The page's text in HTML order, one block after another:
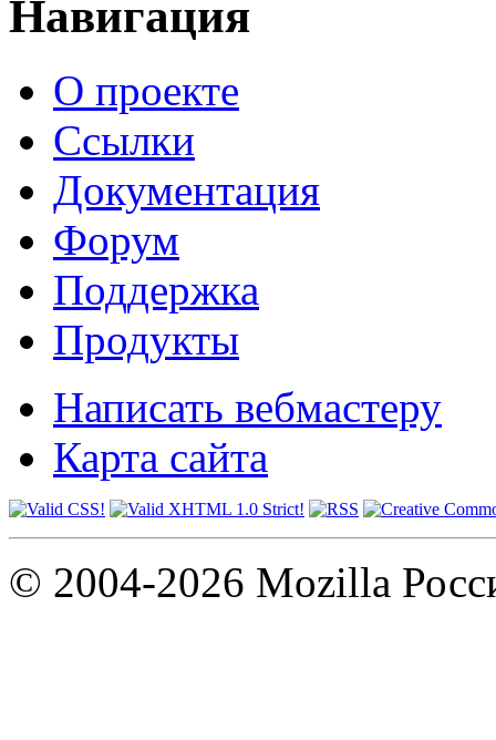
Навигация
О проекте
Ссылки
Документация
Форум
Поддержка
Продукты
Написать вебмастеру
Карта сайта
© 2004-2026 Mozilla